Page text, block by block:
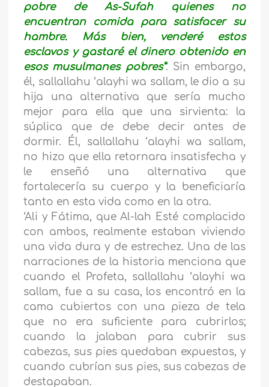
pobre de As-Sufah quienes no
encuentran comida para satisfacer su
hambre. Más bien, venderé estos
esclavos y gastaré el dinero obtenido en
esos musulmanes pobres”. Sin embargo,
él, sallallahu ‘alayhi wa sallam, le dio a su
hija una alternativa que sería mucho
mejor para ella que una sirvienta: la
súplica que de debe decir antes de
dormir. Él, sallallahu ‘alayhi wa sallam,
no hizo que ella retornara insatisfecha y
le enseñó una alternativa que
fortalecería su cuerpo y la beneficiaría
tanto en esta vida como en la otra.
‘Ali y Fátima, que Al-lah Esté complacido
con ambos, realmente estaban viviendo
una vida dura y de estrechez. Una de las
narraciones de la historia menciona que
cuando el Profeta, sallallahu ‘alayhi wa
sallam, fue a su casa, los encontró en la
cama cubiertos con una pieza de tela
que no era suficiente para cubrirlos;
cuando la jalaban para cubrir sus
cabezas, sus pies quedaban expuestos, y
cuando cubrían sus pies, sus cabezas de
destapaban.